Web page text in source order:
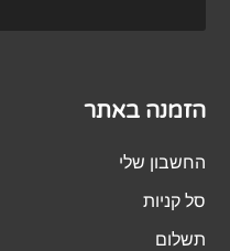
הזמנה באתר
החשבון שלי
סל קניות
תשלום